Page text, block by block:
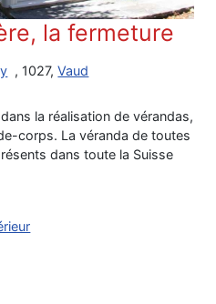
la fermeture
, 1027,Vaud
la réalisation de vérandas,
corps. La véranda de toutes
dans toute la Suisse